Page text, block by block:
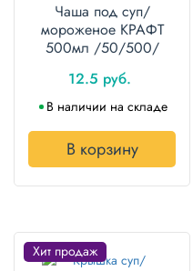
Чаша под суп/
мороженое КРАФТ
500мл /50/500/
12.5 руб.
В наличии на складе
В корзину
Хит продаж